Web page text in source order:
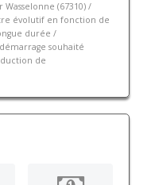
Wasselonne (67310) /
évolutif en fonction de
durée /
souhaité
de